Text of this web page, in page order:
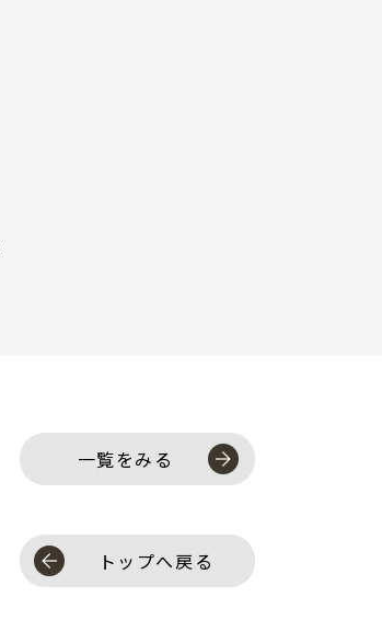
一覧をみる
トップへ戻る